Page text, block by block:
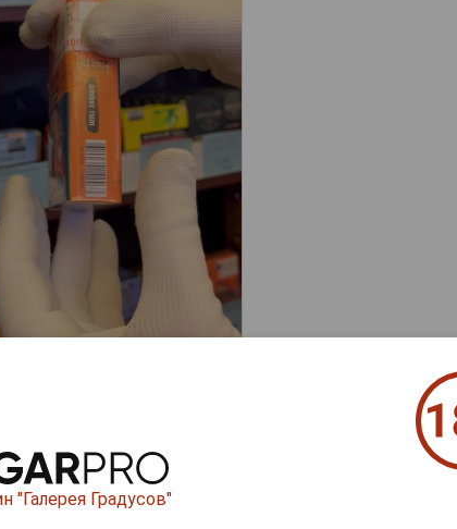
"Галерея Градусов"